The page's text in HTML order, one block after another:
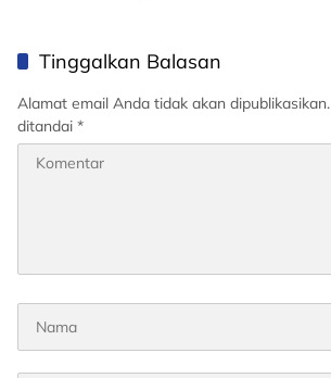
Tinggalkan Balasan
Alamat email Anda tidak akan dipublikasikan.
ditandai *